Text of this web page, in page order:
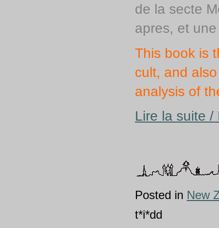
de la secte
apres, et
This book is
cult, and
analysis of
Lire la suite /
Posted in New
t*i*dd